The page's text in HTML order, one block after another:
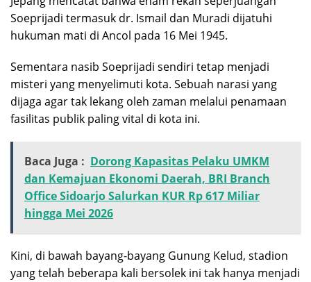
Soeprijadi termasuk dr. Ismail dan Muradi dijatuhi
hukuman mati di Ancol pada 16 Mei 1945.
Sementara nasib Soeprijadi sendiri tetap menjadi
misteri yang menyelimuti kota. Sebuah narasi yang
dijaga agar tak lekang oleh zaman melalui penamaan
fasilitas publik paling vital di kota ini.
Baca Juga : Dorong Kapasitas Pelaku UMKM
dan Kemajuan Ekonomi Daerah, BRI Branch
Office Sidoarjo Salurkan KUR Rp 617 Miliar
hingga Mei 2026
​Kini, di bawah bayang-bayang Gunung Kelud, stadion
yang telah beberapa kali bersolek ini tak hanya menjadi